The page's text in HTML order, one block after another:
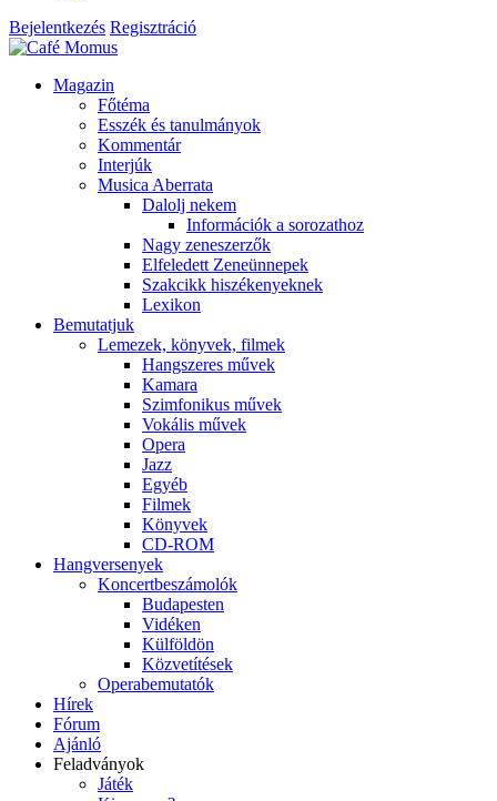
Bejelentkezés Regisztráció
Magazin
Főtéma
Esszék és tanulmányok
Kommentár
Interjúk
Musica Aberrata
Dalolj nekem
Információk a sorozathoz
Nagy zeneszerzők
Elfeledett Zeneünnepek
Szakcikk hiszékenyeknek
Lexikon
Bemutatjuk
Lemezek, könyvek, filmek
Hangszeres művek
Kamara
Szimfonikus művek
Vokális művek
Opera
Jazz
Egyéb
Filmek
Könyvek
CD-ROM
Hangversenyek
Koncertbeszámolók
Budapesten
Vidéken
Külföldön
Közvetítések
Operabemutatók
Hírek
Fórum
Ajánló
Feladványok
Játék